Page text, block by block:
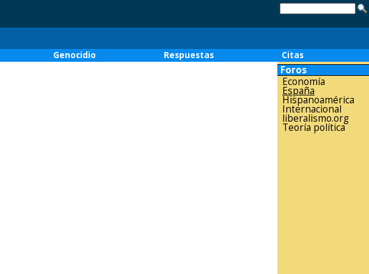
Genocidio Respuestas
Citas
Foros
Economía
España
Hispanoamérica
Internacional
liberalismo.org
Teoría política